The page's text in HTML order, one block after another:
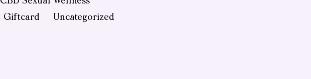
Giftcard Uncategorized